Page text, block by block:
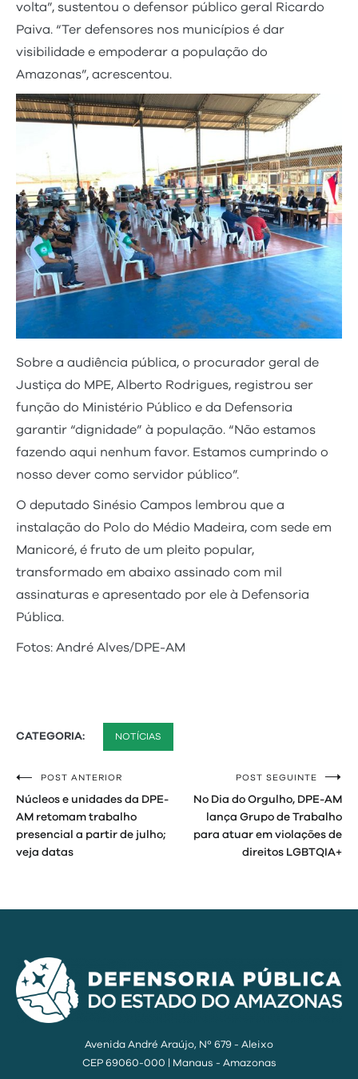
volta”, sustentou o defensor público geral Ricardo
Paiva. “Ter defensores nos municípios é dar
visibilidade e empoderar a população do
Amazonas”, acrescentou.
Sobre a audiência pública, o procurador geral de
Justiça do MPE, Alberto Rodrigues, registrou ser
função do Ministério Público e da Defensoria
garantir “dignidade” à população. “Não estamos
fazendo aqui nenhum favor. Estamos cumprindo o
nosso dever como servidor público”.
O deputado Sinésio Campos lembrou que a
instalação do Polo do Médio Madeira, com sede em
Manicoré, é fruto de um pleito popular,
transformado em abaixo assinado com mil
assinaturas e apresentado por ele à Defensoria
Pública.
Fotos: André Alves/DPE-AM
CATEGORIA: NOTÍCIAS
Navegação
de
Post
POST ANTERIOR
Núcleos e unidades da DPE-
AM retomam trabalho
presencial a partir de julho;
veja datas
POST SEGUINTE
No Dia do Orgulho, DPE-AM
lança Grupo de Trabalho
para atuar em violações de
direitos LGBTQIA+
Avenida André Araújo, Nº 679 - Aleixo
CEP 69060-000 | Manaus - Amazonas